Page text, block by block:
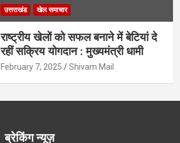
उत्तराखंड खेल समाचार
राष्ट्रीय खेलों को सफल बनाने में बेटियां दे
रहीं सक्रिय योगदान : मुख्यमंत्री धामी
February 7, 2025 Shivam Mail
ब्रेकिंग न्यूज़